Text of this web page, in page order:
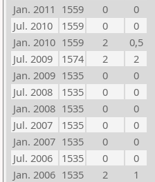
Jan. 2011 1559 0
0
Jul. 2010
1559 0
0
Jan. 2010 1559 2
0,5
Jul. 2009
1574 2
2
Jan. 2009 1535 0
0
Jul. 2008
1535 0
0
Jan. 2008 1535 0
0
Jul. 2007
1535 0
0
Jan. 2007 1535 0
0
Jul. 2006
1535 0
0
Jan. 2006 1535 2
1